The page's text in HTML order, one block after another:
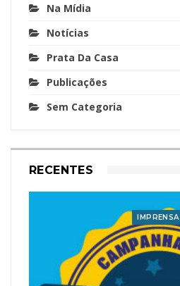
Na Mídia
Notícias
Prata Da Casa
Publicações
Sem Categoria
RECENTES
IMPRENSA